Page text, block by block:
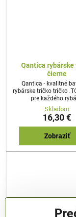
Qantica rybárske
čierne
Qantica - kvalitné
rybárske tričko tričko
pre každého
Skladom
16,30 €
Zobraziť